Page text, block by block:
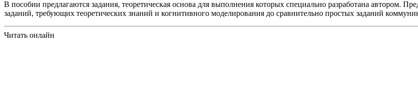
В пособии предлагаются задания, теоретическая основа для выполнения которых специально разработана автором.
заданий, требующих теоретических знаний и когнитивного моделирования до сравнительно простых заданий
Читать онлайн